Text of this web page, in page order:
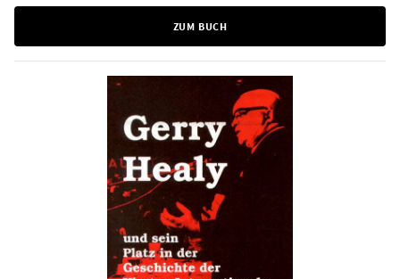
ZUM BUCH